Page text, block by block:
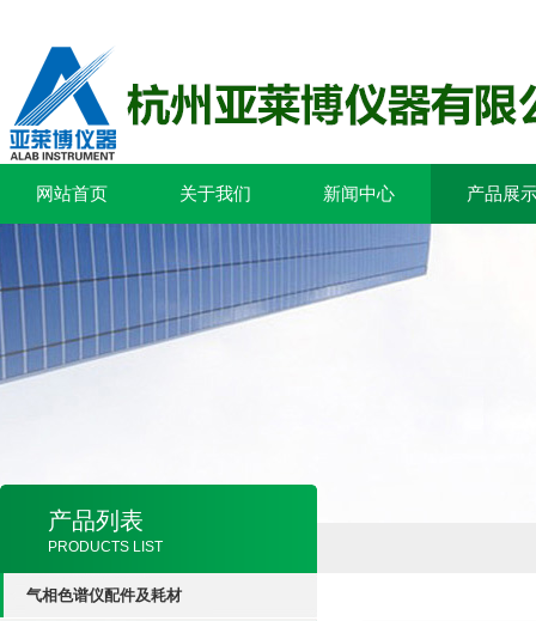
网站首页 关于我们 新闻中心 产品展
产品列表
PRODUCTS LIST
气相色谱仪配件及耗材